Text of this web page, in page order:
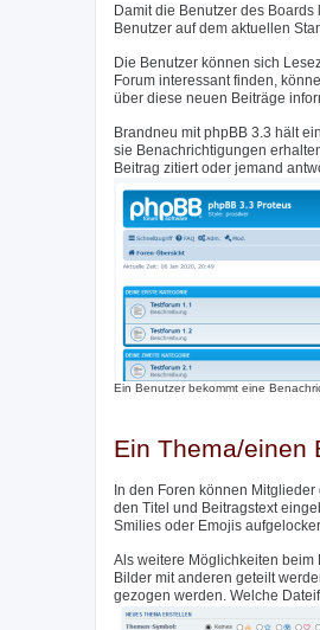
Damit die Benutzer des
Benutzer auf dem aktuellen
Die Benutzer können sich
Forum interessant finden,
über diese neuen Beiträge
Brandneu mit phpBB 3.3 hält
sie Benachrichtigungen
Beitrag zitiert oder jemand
Ein Benutzer bekommt eine
Ein Thema/einen
In den Foren können
den Titel und Beitragstext
Smilies oder Emojis
Als weitere Möglichkeiten
Bilder mit anderen geteilt
gezogen werden. Welche